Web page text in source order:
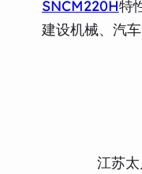
SNCM220H特
建设机械、汽
江苏